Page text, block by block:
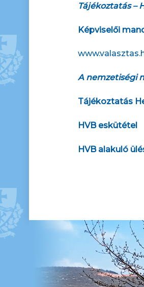
Tájékoztatás –
Képviselői
A nemzetiségi
Tájékoztatás
HVB eskütétel
HVB alakuló